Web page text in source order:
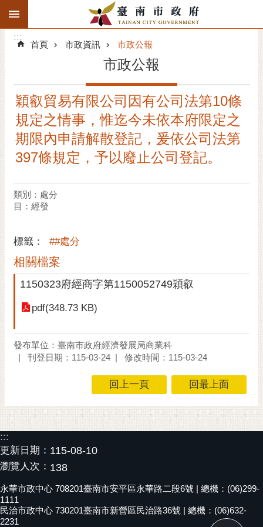
跳到主要內容區塊
搜
階
精彩府城
市府動態
市府團隊
主題服務
市民互動
螢
光
花
花
祭
網
站
覽
訂
:::
:::
首頁 市政資訊 市政公報
市政公報
穎叡貿易有限公司因有公司法第10條
規定之情事，惟迄今未依本府限定之
期限內申請解散登記，爰依公司法第
397條規定，予以廢止公司登記。
類別：處分
目：經發
標籤： ##處分
相關檔案
1150323府經商字第1150052749穎叡
pdf(348.73 KB)
發布單位：臺南市政府經濟發展局商業科
刊登日期：115-03-24
修改時間：115-03-24
回上一頁 回最上面
:::
更新日期： 115-08-10
瀏覽人次： 138
永華市政中心 708201臺南市安平區永華路二段6號 | 總機：(06)299-
1111
民治市政中心 730201臺南市新營區民治路36號 | 總機：(06)632-
2231